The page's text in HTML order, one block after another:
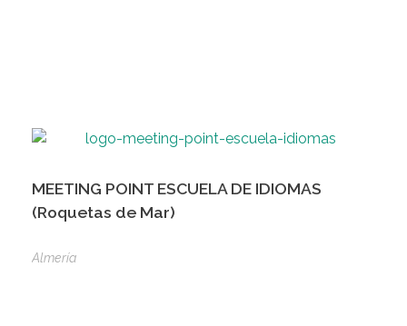
MEETING POINT ESCUELA DE IDIOMAS
(Roquetas de Mar)
Almería